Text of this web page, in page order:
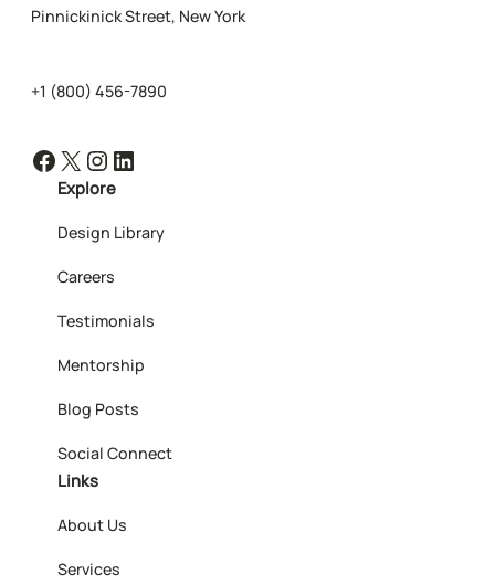
Pinnickinick Street, New York
+1 (800) 456-7890
Facebook X Instagram LinkedIn
Explore
Design Library
Careers
Testimonials
Mentorship
Blog Posts
Social Connect
Links
About Us
Services